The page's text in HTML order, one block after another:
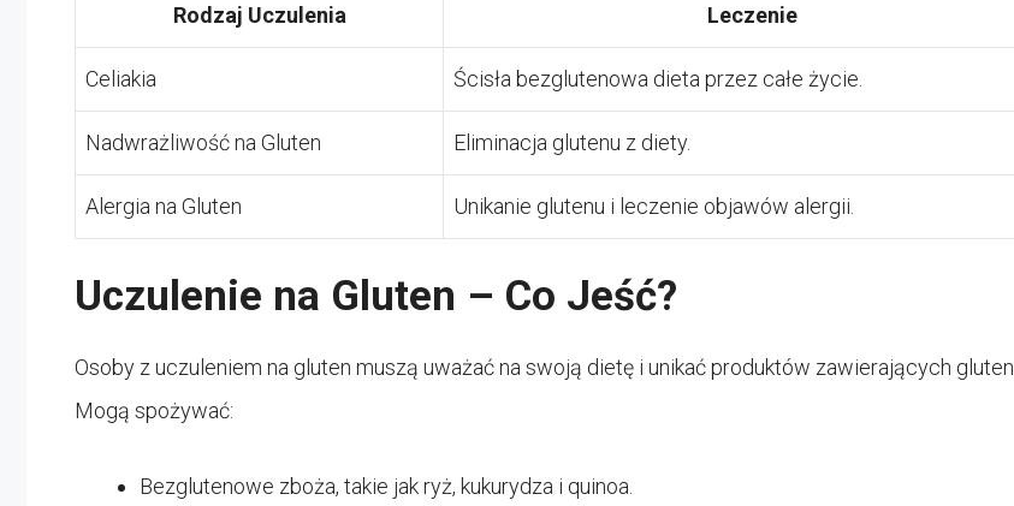
Rodzaj Uczulenia Leczenie
Celiakia Ścisła bezglutenowa dieta przez całe życie.
Nadwrażliwość na Gluten Eliminacja glutenu z diety.
Alergia na Gluten Unikanie glutenu i leczenie objawów alergii.
Uczulenie na Gluten – Co Jeść?
Osoby z uczuleniem na gluten muszą uważać na swoją dietę i unikać produktów zawierających gluten.
Mogą spożywać:
Bezglutenowe zboża, takie jak ryż, kukurydza i quinoa.